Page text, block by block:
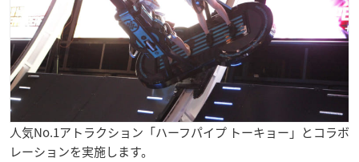
人気No.1アトラクション「ハーフパイプ トーキョー」とコラボ
レーションを実施します。